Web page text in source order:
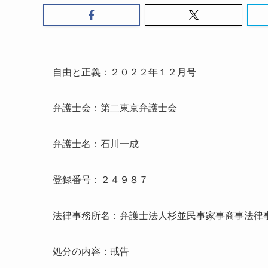
自由と正義：２０２２年１２月号
弁護士会：第二東京弁護士会
弁護士名：石川一成
登録番号：２４９８７
法律事務所名：弁護士法人杉並民事家事商事法律
処分の内容：戒告